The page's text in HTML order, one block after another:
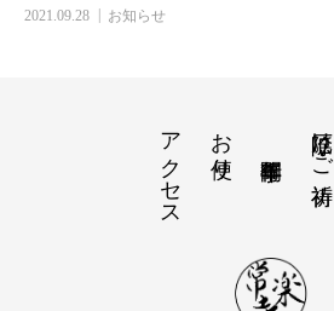
2021.09.28 お知らせ
厄除け・ご祈祷
お便り
アクセス